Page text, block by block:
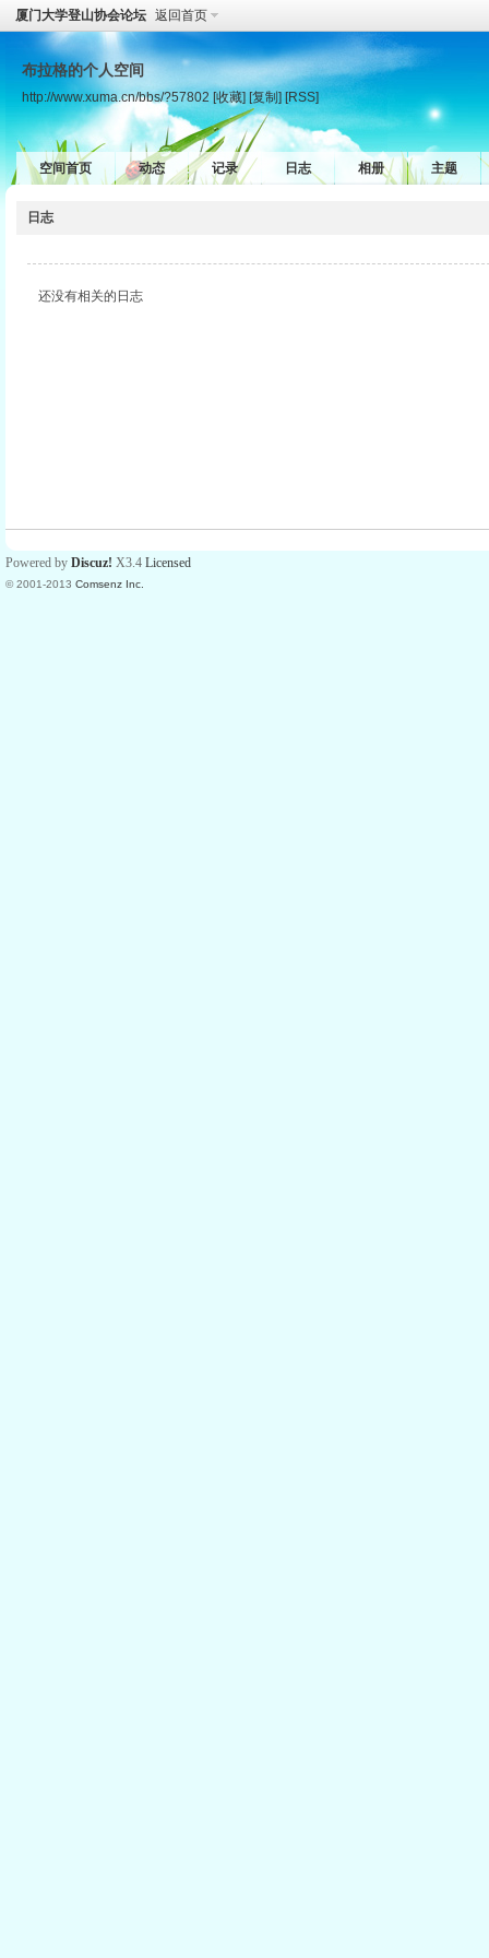
厦门大学登山协会论坛 返回首页
布拉格的个人空间
http://www.xuma.cn/bbs/?57802 [收藏] [复制] [RSS]
空间首页 动态 记录 日志 相册 主题
日志
还没有相关的日志
Powered by Discuz! X3.4 Licensed
© 2001-2013 Comsenz Inc.